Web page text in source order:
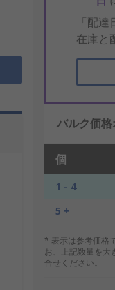
「配
在庫と
バルク価
個
1 - 4
5 +
* 表示は参考価格
お、上記数量を大
合せください。